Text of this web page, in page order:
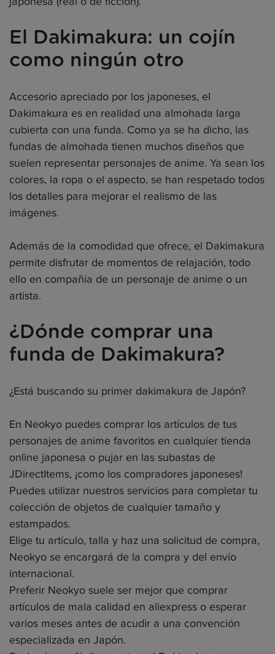
El Dakimakura: un cojín
como ningún otro
Accesorio apreciado por los japoneses, el
Dakimakura es en realidad una almohada larga
cubierta con una funda. Como ya se ha dicho, las
fundas de almohada tienen muchos diseños que
suelen representar personajes de anime. Ya sean los
colores, la ropa o el aspecto, se han respetado todos
los detalles para mejorar el realismo de las
imágenes.
Además de la comodidad que ofrece, el Dakimakura
permite disfrutar de momentos de relajación, todo
ello en compañía de un personaje de anime o un
artista.
¿Dónde comprar una
funda de Dakimakura?
¿Está buscando su primer dakimakura de Japón?
En Neokyo puedes comprar los artículos de tus
personajes de anime favoritos en cualquier tienda
online japonesa o pujar en las subastas de
JDirectItems, ¡como los compradores japoneses!
Puedes utilizar nuestros servicios para completar tu
colección de objetos de cualquier tamaño y
estampados.
Elige tu artículo, talla y haz una solicitud de compra,
Neokyo se encargará de la compra y del envío
internacional.
Preferir Neokyo suele ser mejor que comprar
artículos de mala calidad en aliexpress o esperar
varios meses antes de acudir a una convención
especializada en Japón.